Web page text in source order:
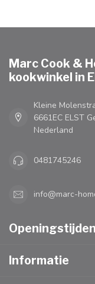
Marc Cook &
kookwinkel in
Kleine
6661EC ELST
Nederland
0481745246
info@marc-
Openingstijden
Informatie